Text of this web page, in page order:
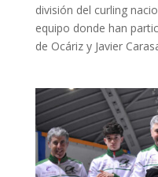
división del curling
equipo donde han
de Ocáriz y Javier